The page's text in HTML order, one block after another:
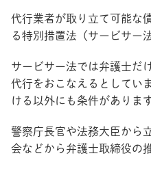
代行業者が取り立て可能な
る特別措置法（サービサー
サービサー法では弁護士だ
代行をおこなえるとしてい
ける以外にも条件があります
警察庁長官や法務大臣から
会などから弁護士取締役の